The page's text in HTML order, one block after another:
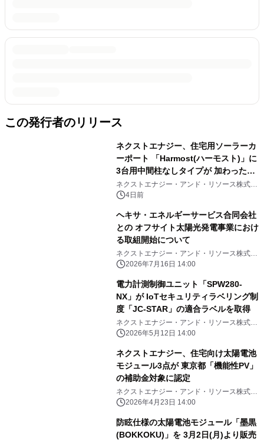
この発行者のリリース
ネクストエナジー、住宅用ソーラーカ
ーポート 「Harmost(ハーモスト)」に
3台用中間柱なしタイプが 加わった新
仕様を販売開始
ネクストエナジー・アンド・リソース株式会
社 4日前
ヘキサ・エネルギーサービス合同会社
との オフサイト太陽光発電事業におけ
る取組開始について
ネクストエナジー・アンド・リソース株式会
社 2026年7月16日 14:00
電力計測制御ユニット「SPW280-
NX」が IoTセキュリティラベリング制
度「JC-STAR」の適合ラベルを取得
ネクストエナジー・アンド・リソース株式会
社 2026年5月12日 14:00
ネクストエナジー、住宅向け太陽電池
モジュール3点が 東京都「機能性PV」
の補助金対象に認定
ネクストエナジー・アンド・リソース株式会
社 2026年4月23日 14:00
防眩仕様の太陽電池モジュール「墨黒
(BOKKOKU)」を 3月2日(月)より販売